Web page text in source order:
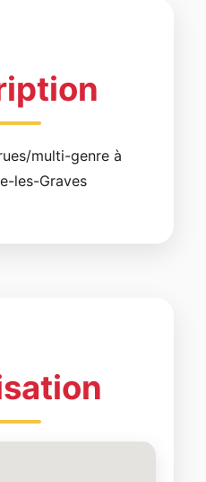
multi-genre à
les-Graves